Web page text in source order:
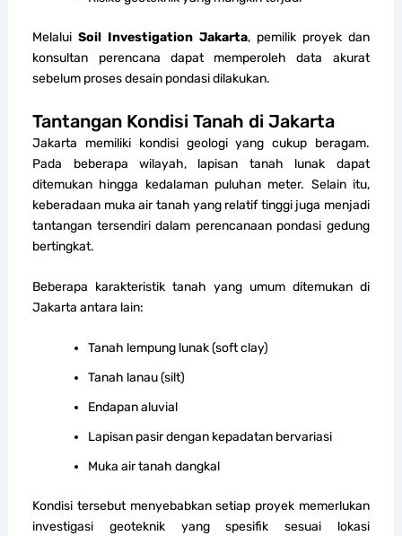
MelaluiSoil Investigation Jakarta, pemilik proyek dan
konsultan perencana dapat memperoleh data akurat
sebelum proses desain pondasi dilakukan.
Tantangan Kondisi Tanah di Jakarta
Jakarta memiliki kondisi geologi yang cukup beragam.
Pada beberapa wilayah, lapisan tanah lunak dapat
ditemukan hingga kedalaman puluhan meter. Selain itu,
keberadaan muka air tanah yang relatif tinggi juga menjadi
tantangan tersendiri dalam perencanaan pondasi gedung
bertingkat.
Beberapa karakteristik tanah yang umum ditemukan di
Jakarta antara lain:
Tanah lempung lunak (soft clay)
Tanah lanau (silt)
Endapan aluvial
Lapisan pasir dengan kepadatan bervariasi
Muka air tanah dangkal
Kondisi tersebut menyebabkan setiap proyek memerlukan
investigasi geoteknik yang spesifik sesuai lokasi